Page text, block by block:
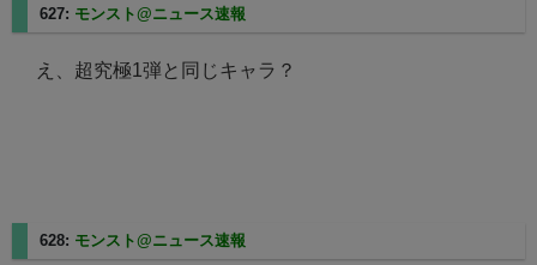
627: モンスト@ニュース速報
え、超究極1弾と同じキャラ？
628: モンスト@ニュース速報